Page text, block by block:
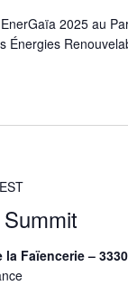
2025 au
Énergies
la Faïencerie –